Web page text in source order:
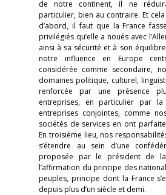
de notre continent, il ne
particulier, bien au contraire. Et
d’abord, il faut que la France
privilégiés qu’elle a noués avec
ainsi à sa sécurité et à son
notre influence en Europe
considérée comme secondaire,
domaines politique, culturel,
renforcée par une présence
entreprises, en particulier par la
entreprises conjointes, comme
sociétés de services en ont
En troisième lieu, nos
s’étendre au sein d’une
proposée par le président de la
l’affirmation du principe des
peuples, principe dont la France
depuis plus d’un siècle et demi.